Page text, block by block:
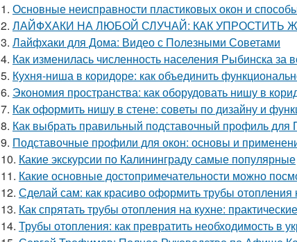
1. Основные неисправности пластиковых окон и
2. ЛАЙФХАКИ НА ЛЮБОЙ СЛУЧАЙ: КАК УПРОСТИТЬ
3. Лайфхаки для Дома: Видео с Полезными Советами
4. Как изменилась численность населения Рыбинска за
5. Кухня-ниша в коридоре: как объединить
6. Экономия пространства: как оборудовать нишу в
7. Как оформить нишу в стене: советы по дизайну и
8. Как выбрать правильный подставочный профиль для
9. Подставочные профили для окон: основы и
10. Какие экскурсии по Калининграду самые популярные
11. Какие основные достопримечательности можно
12. Сделай сам: как красиво оформить трубы отопления
13. Как спрятать трубы отопления на кухне:
14. Трубы отопления: как превратить необходимость в